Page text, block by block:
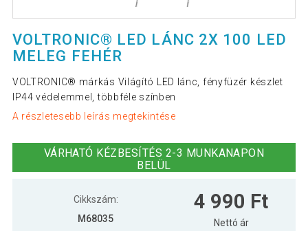
VOLTRONIC® LED LÁNC 2X 100 LED
MELEG FEHÉR
VOLTRONIC® márkás Világító LED lánc, fényfüzér készlet
IP44 védelemmel, többféle színben
A részletesebb leírás megtekintése
VÁRHATÓ KÉZBESÍTÉS 2-3 MUNKANAPON
BELÜL
Cikkszám:
M68035
4 990 Ft
Nettó ár